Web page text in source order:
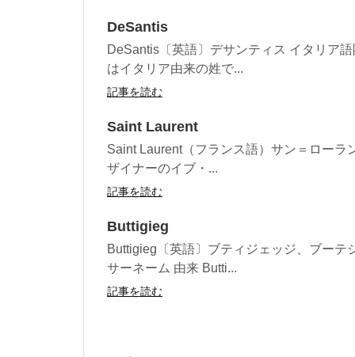
DeSantis
DeSantis〔英語〕デサンティス イタリア
はイタリア由来の姓で...
記事を読む
Saint Laurent
Saint Laurent（フランス語）サン＝ローラ
ザイナーのイブ・...
記事を読む
Buttigieg
Buttigieg〔英語〕ブティジェッジ、ブー
サーネーム 由来 Butti...
記事を読む